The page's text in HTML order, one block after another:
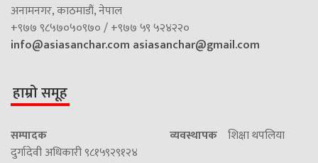
अनामनगर, काठमाडौं, नेपाल
+९७७ ९८५७०५०९७० / +९७७ ५९ ५२४२२०
info@asiasanchar.com asiasanchar@gmail.com
हाम्रो समूह
सम्पादक
दुर्गादेवी अधिकारी ९८१५९२९१२४
व्यवस्थापक शिक्षा थपलिया